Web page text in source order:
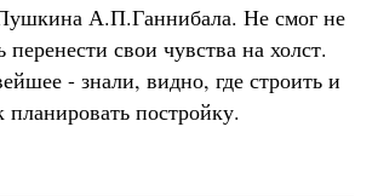
А.П.Ганнибала. Не смог не
перенести свои чувства на холст.
- знали, видно, где строить и
планировать постройку.